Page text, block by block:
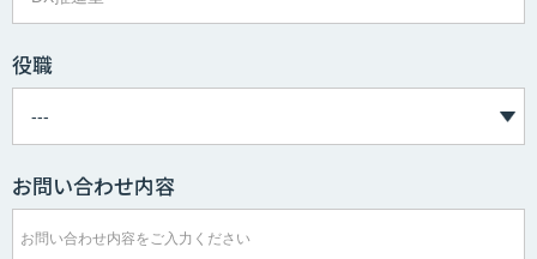
役職
お問い合わせ内容